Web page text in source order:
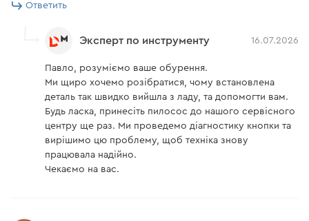
уборки Dnipro-M VCW-20SA"
Ответить
Эксперт по инструменту 16.07.2026
Павло, розуміємо ваше обурення.
Ми щиро хочемо розібратися, чому встановлена
деталь так швидко вийшла з ладу, та допомогти вам.
Будь ласка, принесіть пилосос до нашого сервісного
центру ще раз. Ми проведемо діагностику кнопки та
вирішимо цю проблему, щоб техніка знову
працювала надійно.
Чекаємо на вас.